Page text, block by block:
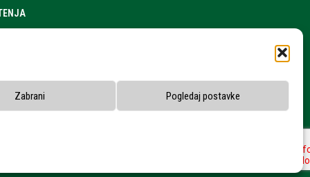
Zabrani Pogledaj postavke